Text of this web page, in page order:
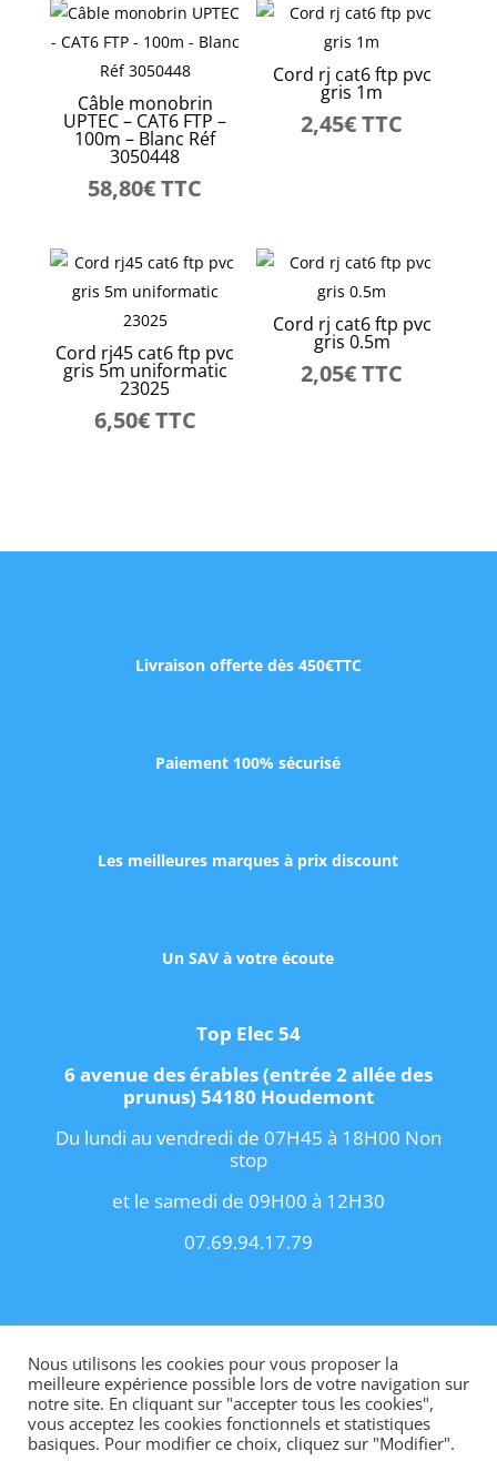
Câble monobrin
UPTEC – CAT6 FTP –
100m – Blanc Réf
3050448
58,80€TTC
Cord rj cat6 ftp pvc
gris 1m
2,45€TTC
Cord rj45 cat6 ftp pvc
gris 5m uniformatic
23025
6,50€TTC
Cord rj cat6 ftp pvc
gris 0.5m
2,05€TTC
Livraison offerte dès 450€TTC
Paiement 100% sécurisé
Les meilleures marques à prix discount
Un SAV à votre écoute
Top Elec 54
6 avenue des érables (entrée 2 allée des
prunus) 54180 Houdemont
Du lundi au vendredi de 07H45 à 18H00 Non
stop
et le samedi de 09H00 à 12H30
07.69.94.17.79
Copyright 2021 IConditions Générales de
VenteIContact
Site internet créé par OhMyConcept.fr
Nous utilisons les cookies pour vous proposer la
meilleure expérience possible lors de votre navigation sur
notre site. En cliquant sur "accepter tous les cookies",
vous acceptez les cookies fonctionnels et statistiques
basiques. Pour modifier ce choix, cliquez sur "Modifier".